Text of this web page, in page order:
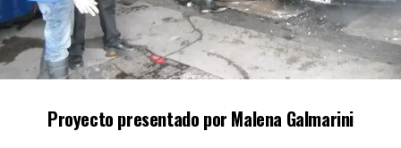
Según el legislador, cuando un allegado al autor
colabora conscientemente en estas acciones, deja de
actuar por un vínculo familiar o emocional y se
grave.Proyecto presentado por Malena Galmarini